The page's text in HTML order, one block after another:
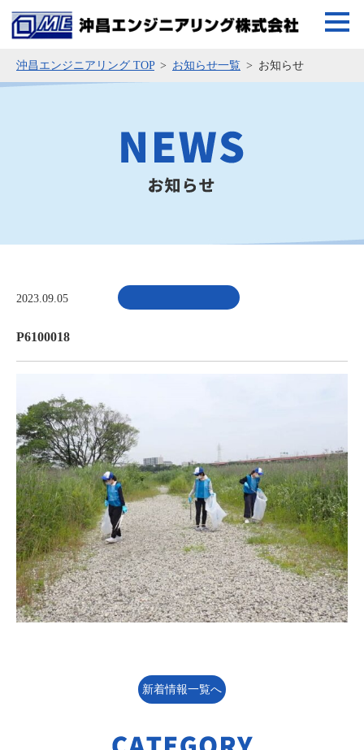
沖昌エンジニアリング TOP お知らせ一覧 お知らせ
2023.09.05
P6100018
新着情報一覧へ